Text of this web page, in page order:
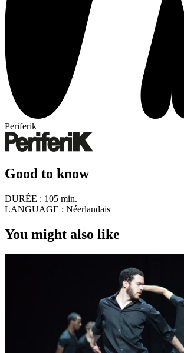
Periferik
Good to know
DURÉE : 105 min.
LANGUAGE : Néerlandais
You might also like